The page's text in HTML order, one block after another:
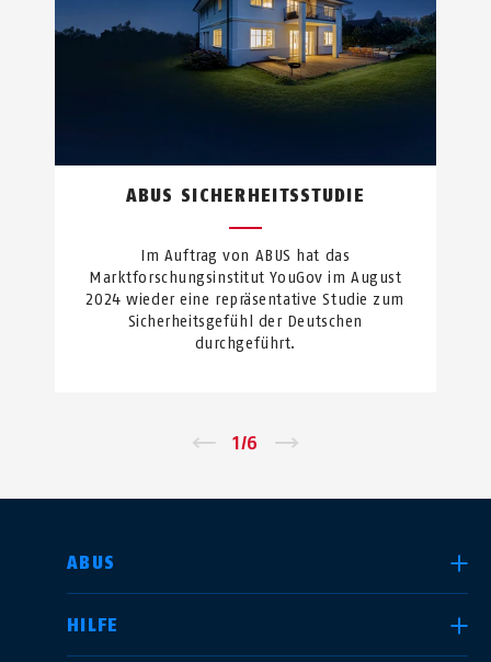
ABUS SICHERHEITSSTUDIE
Im Auftrag von ABUS hat das
Marktforschungsinstitut YouGov im August
2024 wieder eine repräsentative Studie zum
Sicherheitsgefühl der Deutschen
durchgeführt.
1/6
ABUS
HILFE
LAND AUSWÄHLEN